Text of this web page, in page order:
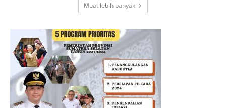
Muat lebih banyak